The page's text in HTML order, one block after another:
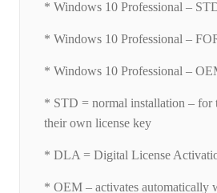
* Windows 10 Professional –
* Windows 10 Professional –
* Windows 10 Professional –
* STD = normal installation – for
their own license key
* DLA = Digital License
* OEM – activates automatically